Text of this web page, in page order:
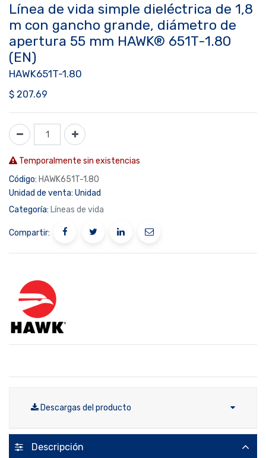
Línea de vida simple dieléctrica de 1,8
m con gancho grande, diámetro de
apertura 55 mm HAWK® 651T-1.80
(EN)
HAWK651T-1.80
$ 207.69
Temporalmente sin existencias
Código: HAWK651T-1.80
Unidad de venta: Unidad
Categoría: Líneas de vida
Compartir:
Descargas del producto
Descripción